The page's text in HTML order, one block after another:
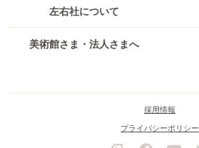
左右社について
美術館さま・法人さまへ
採用情報
プライバシーポリシー